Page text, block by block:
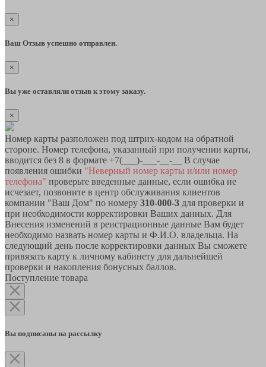
×
Ваш Отзыв успешно отправлен.
×
Вы уже оставляли отзыв к этому заказу.
×
Номер карты разположен под штрих-кодом на обратной
стороне. Номер телефона, указанный при получении карты,
вводится без 8 в формате +7(___)-___-__-__ В случае
появления ошибки "Неверный номер карты и/или номер
телефона" проверьте введенные данные, если ошибка не
исчезает, позвоните в центр обслуживания клиентов
компании "Ваш Дом" по номеру 310-000-3 для проверки и
при необходимости корректировки Ваших данных. Для
Внесения изменений в реистрационные данные Вам будет
необходимо назвать номер карты и Ф.И.О. владельца. На
следующий день после корректировки данных Вы сможете
привязать карту к личному кабинету для дальнейшей
проверки и накопления бонусных баллов.
Поступление товара
Вы подписаны на рассылку